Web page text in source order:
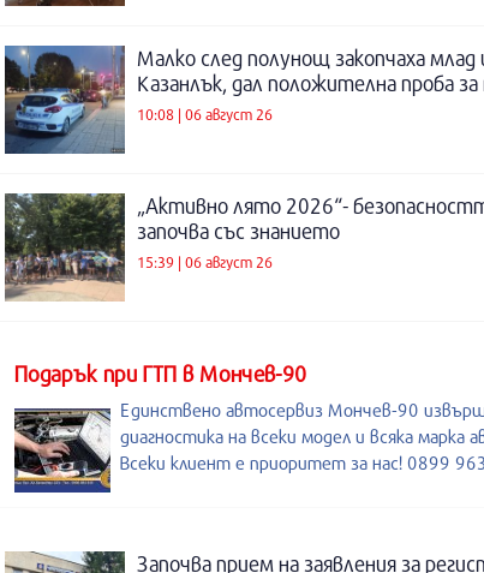
Малко след полунощ закопчаха
Казанлък, дал положителна проба
10:08 | 06 август 26
„Активно лято 2026“-
започва със знанието
15:39 | 06 август 26
Подарък при ГТП в Мончев-90
Единствено автосервиз Мончев-90
диагностика на всеки модел и всяка марка
Всеки клиент е приоритет за нас! 0899
Започва прием на заявления за